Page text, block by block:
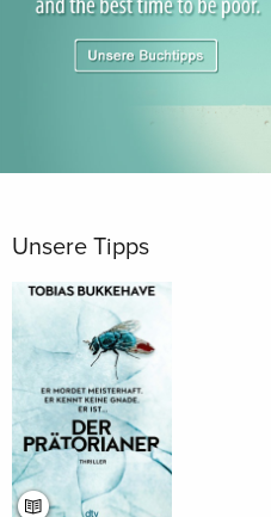
Unsere Tipps